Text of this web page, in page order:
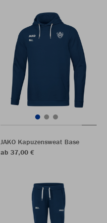
JAKO Kapuzensweat Base
ab 37,00 €